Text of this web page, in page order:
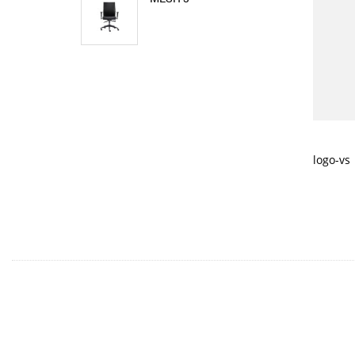
logo-vs